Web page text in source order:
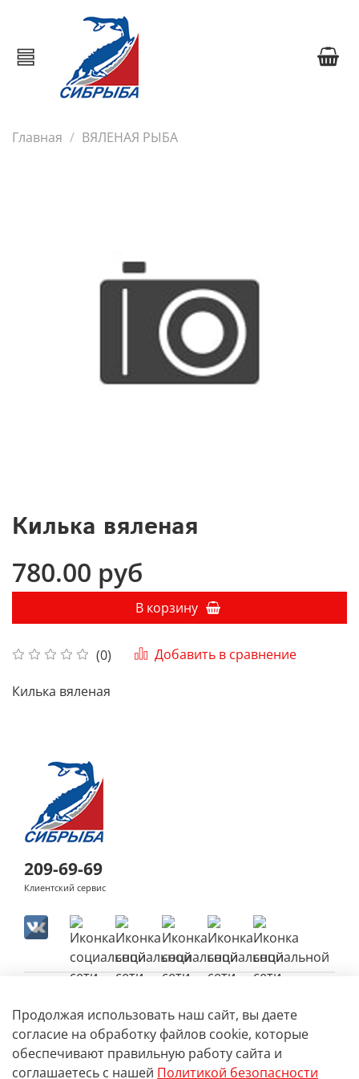
Главная ВЯЛЕНАЯ РЫБА
Килька вяленая
(0) Добавить в сравнение
780.00 руб
В корзину
Килька вяленая
209-69-69
Клиентский сервис
Продолжая использовать наш сайт, вы даете
согласие на обработку файлов cookie, которые
обеспечивают правильную работу сайта и
соглашаетесь с нашей Политикой безопасности